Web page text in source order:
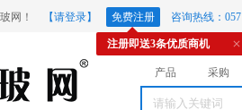
网！ 【请登录】 免费注册 咨询热线：
注册即送3条优质商机
产品 采购